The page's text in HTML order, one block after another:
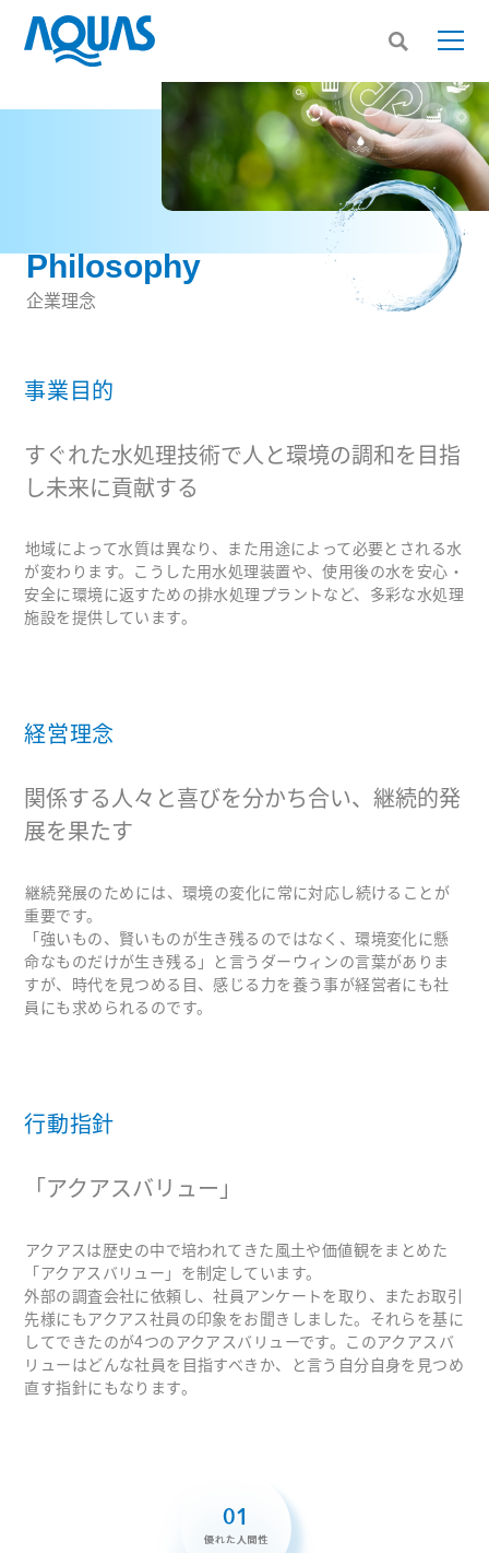
Philosophy
企業理念
事業目的
すぐれた水処理技術で人と環境の調和を目指
し未来に貢献する
地域によって水質は異なり、また用途によって必要とされる水
が変わります。こうした用水処理装置や、使用後の水を安心・
安全に環境に返すための排水処理プラントなど、多彩な水処理
施設を提供しています。
経営理念
関係する人々と喜びを分かち合い、継続的発
展を果たす
継続発展のためには、環境の変化に常に対応し続けることが
重要です。
「強いもの、賢いものが生き残るのではなく、環境変化に懸
命なものだけが生き残る」と言うダーウィンの言葉がありま
すが、 時代を見つめる目、感じる力を養う事が経営者にも社
員にも求められるのです。
行動指針
「アクアスバリュー」
アクアスは歴史の中で培われてきた風土や価値観をまとめた
「アクアスバリュー」を制定しています。
外部の調査会社に依頼し、社員アンケートを取り、またお取引
先様にもアクアス社員の印象をお聞きしました。 それらを基に
してできたのが4つのアクアスバリューです。 このアクアスバ
リューはどんな社員を目指すべきか、と言う自分自身を見つめ
直す指針にもなります。